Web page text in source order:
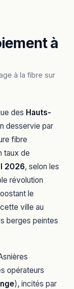
à
à la fibre sur
des Hauts-
desservie par
fibre
taux de
2026, selon les
révolution
le
ville au
berges peintes
opérateurs
), incités par